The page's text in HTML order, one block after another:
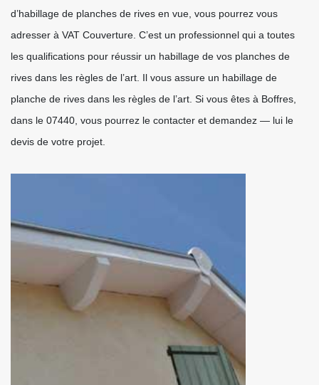
d’habillage de planches de rives en vue, vous pourrez vous
adresser à VAT Couverture. C’est un professionnel qui a toutes
les qualifications pour réussir un habillage de vos planches de
rives dans les règles de l’art. Il vous assure un habillage de
planche de rives dans les règles de l’art. Si vous êtes à Boffres,
dans le 07440, vous pourrez le contacter et demandez — lui le
devis de votre projet.